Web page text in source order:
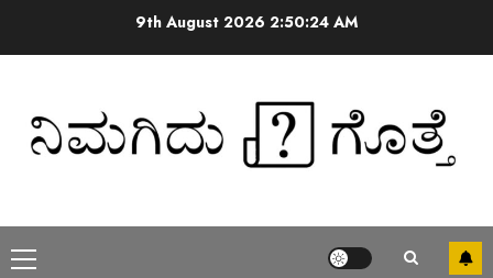
9th August 2026 2:50:25 AM